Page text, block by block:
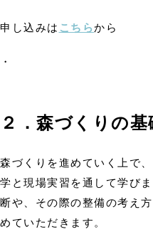
申し込みは こちらから
・
２．森づくりの基
森づくりを進めていく上で
学と現場実習を通して学び
断や、その際の整備の考え
めていただきます。